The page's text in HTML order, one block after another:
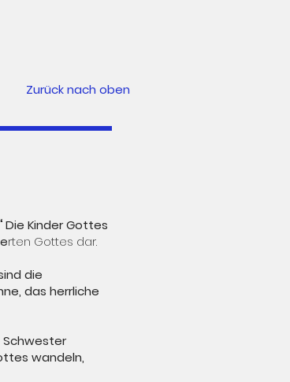
Zurück nach oben
Die Kinder Gottes
rten Gottes dar.
die
das herrliche
Schwester
wandeln,